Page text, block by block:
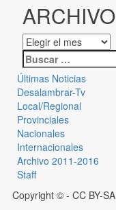
ARCHIVO
Últimas Noticias
Desalambrar-Tv
Local/Regional
Provinciales
Nacionales
Internacionales
Archivo 2011-2016
Staff
Copyright © - CC BY-SA